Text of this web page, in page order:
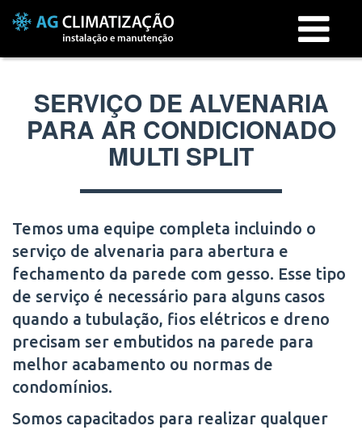
Menu
SERVIÇO DE ALVENARIA
PARA AR CONDICIONADO
MULTI SPLIT
Temos uma equipe completa incluindo o
serviço de alvenaria para abertura e
fechamento da parede com gesso. Esse tipo
de serviço é necessário para alguns casos
quando a tubulação, fios elétricos e dreno
precisam ser embutidos na parede para
melhor acabamento ou normas de
condomínios.
Somos capacitados para realizar qualquer